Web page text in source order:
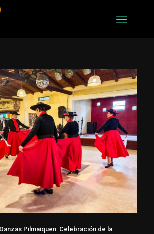
Pilmaiquen: Celebración de la